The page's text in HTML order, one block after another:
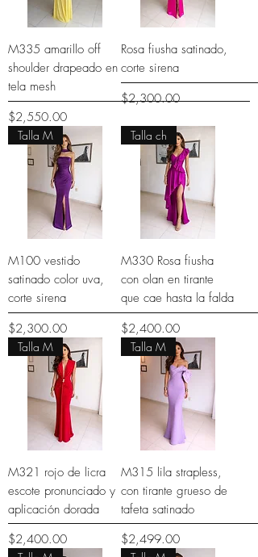
M335 amarillo off
shoulder drapeado en
tela mesh
Precio
$2,550.00
Rosa fiusha satinado,
corte sirena
Precio
$2,300.00
Talla M
M100 vestido
satinado color uva,
corte sirena
Precio
$2,300.00
Talla ch
M330 Rosa fiusha
con olan en tirante
que cae hasta la falda
Precio
$2,400.00
Talla M
M321 rojo de licra
escote pronunciado y
aplicación dorada
Precio
$2,400.00
Talla M
M315 lila strapless,
con tirante grueso de
tafeta satinado
Precio
$2,499.00